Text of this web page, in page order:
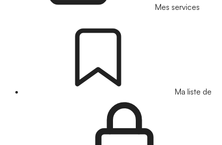
Mes services
Ma liste de